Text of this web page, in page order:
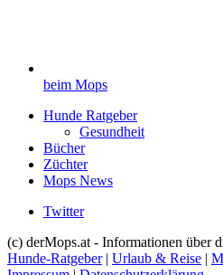
beim Mops
Hunde Ratgeber
Gesundheit
Bücher
Züchter
Mops News
Twitter
(c) derMops.at - Informationen über
Hunde-Ratgeber| Urlaub & Reise |